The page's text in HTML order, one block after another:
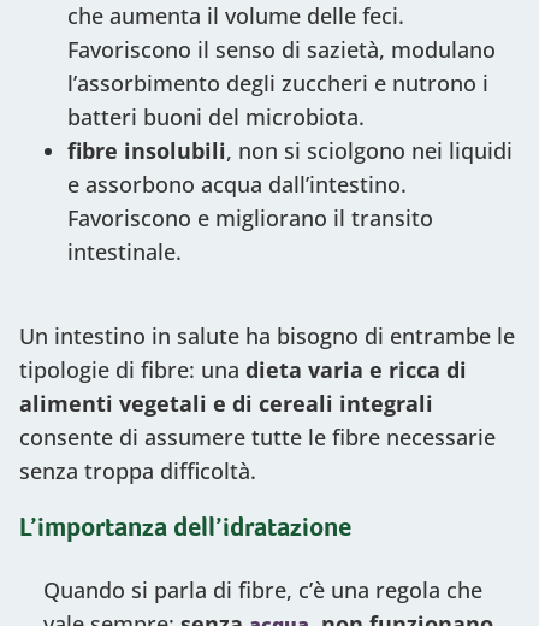
che aumenta il volume delle feci.
Favoriscono il senso di sazietà, modulano
l’assorbimento degli zuccheri e nutrono i
batteri buoni del microbiota.
fibre insolubili, non si sciolgono nei liquidi
e assorbono acqua dall’intestino.
Favoriscono e migliorano il transito
intestinale.
Un intestino in salute ha bisogno di entrambe le
tipologie di fibre: una dieta varia e ricca di
alimenti vegetali e di cereali integrali
consente di assumere tutte le fibre necessarie
senza troppa difficoltà.
L’importanza dell’idratazione
Quando si parla di fibre, c’è una regola che